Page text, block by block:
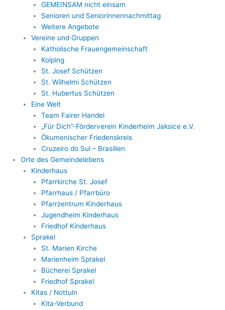
GEMEINSAM nicht einsam
Senioren und Seniorinnennachmittag
Weitere Angebote
Vereine und Gruppen
Katholische Frauengemeinschaft
Kolping
St. Josef Schützen
St. Wilhelmi Schützen
St. Hubertus Schützen
Eine Welt
Team Fairer Handel
„Für Dich”-Förderverein Kinderheim Jaksice e.V.
Ökumenischer Friedenskreis
Cruzeiro do Sul – Brasilien
Orte des Gemeindelebens
Kinderhaus
Pfarrkirche St. Josef
Pfarrhaus / Pfarrbüro
Pfarrzentrum Kinderhaus
Jugendheim Kinderhaus
Friedhof Kinderhaus
Sprakel
St. Marien Kirche
Marienheim Sprakel
Bücherei Sprakel
Friedhof Sprakel
Kitas / Nottuln
Kita-Verbund